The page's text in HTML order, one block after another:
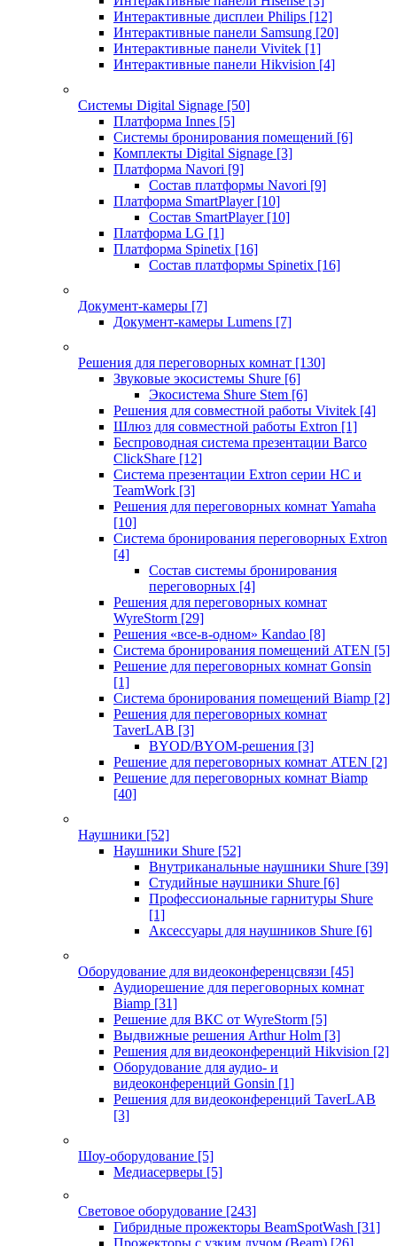
Интерактивные дисплеи Philips [12]
Интерактивные панели Samsung [20]
Интерактивные панели Vivitek [1]
Интерактивные панели Hikvision [4]
Системы Digital Signage [50]
Платформа Innes [5]
Системы бронирования помещений [6]
Комплекты Digital Signage [3]
Платформа Navori [9]
Состав платформы Navori [9]
Платформа SmartPlayer [10]
Состав SmartPlayer [10]
Платформа LG [1]
Платформа Spinetix [16]
Состав платформы Spinetix [16]
Документ-камеры [7]
Документ-камеры Lumens [7]
Решения для переговорных комнат [130]
Звуковые экосистемы Shure [6]
Экосистема Shure Stem [6]
Решения для совместной работы Vivitek [4]
Шлюз для совместной работы Extron [1]
Беспроводная система презентации Barco
ClickShare [12]
Система презентации Extron серии HC и
TeamWork [3]
Решения для переговорных комнат Yamaha
[10]
Система бронирования переговорных Extron
[4]
Состав системы бронирования
переговорных [4]
Решения для переговорных комнат
WyreStorm [29]
Решения «все-в-одном» Kandao [8]
Система бронирования помещений ATEN [5]
Решение для переговорных комнат Gonsin
[1]
Система бронирования помещений Biamp [2]
Решения для переговорных комнат
TaverLAB [3]
BYOD/BYOM-решения [3]
Решение для переговорных комнат ATEN [2]
Решение для переговорных комнат Biamp
[40]
Наушники [52]
Наушники Shure [52]
Внутриканальные наушники Shure [39]
Студийные наушники Shure [6]
Профессиональные гарнитуры Shure
[1]
Аксессуары для наушников Shure [6]
Оборудование для видеоконференцсвязи [45]
Аудиорешение для переговорных комнат
Biamp [31]
Решение для ВКС от WyreStorm [5]
Выдвижные решения Arthur Holm [3]
Решения для видеоконференций Hikvision [2]
Оборудование для аудио- и
видеоконференций Gonsin [1]
Решения для видеоконференций TaverLAB
[3]
Шоу-оборудование [5]
Медиасерверы [5]
Световое оборудование [243]
Гибридные прожекторы BeamSpotWash [31]
Прожекторы с узким лучом (Beam) [26]